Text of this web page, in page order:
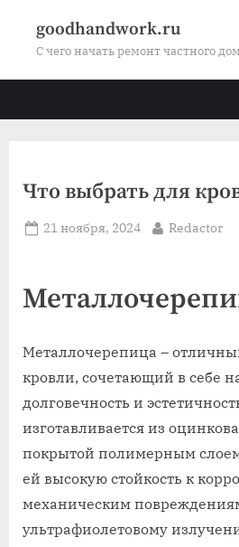
goodhandwork.ru
С чего начать ремонт частного
Что выбрать для
Posted
21 ноября, 2024 By
Redactor
Металлочерепица –
кровли, сочетающий в себе
долговечность и
изготавливается из
покрытой полимерным
ей высокую стойкость к
механическим
ультрафиолетовому